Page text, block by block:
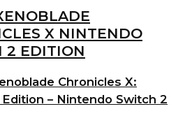
Chronicles X:
– Nintendo Switch 2